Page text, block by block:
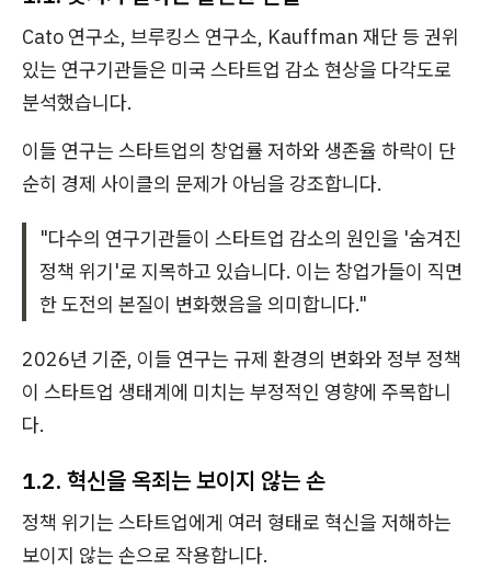
Cato 연구소, 브루킹스 연구소, Kauffman 재단 등 권위
있는 연구기관들은 미국 스타트업 감소 현상을 다각도로
분석했습니다.
이들 연구는 스타트업의 창업률 저하와 생존율 하락이 단
순히 경제 사이클의 문제가 아님을 강조합니다.
"다수의 연구기관들이 스타트업 감소의 원인을 '숨겨진
정책 위기'로 지목하고 있습니다. 이는 창업가들이 직면
한 도전의 본질이 변화했음을 의미합니다."
2026년 기준, 이들 연구는 규제 환경의 변화와 정부 정책
이 스타트업 생태계에 미치는 부정적인 영향에 주목합니
다.
1.2. 혁신을 옥죄는 보이지 않는 손
정책 위기는 스타트업에게 여러 형태로 혁신을 저해하는
보이지 않는 손으로 작용합니다.